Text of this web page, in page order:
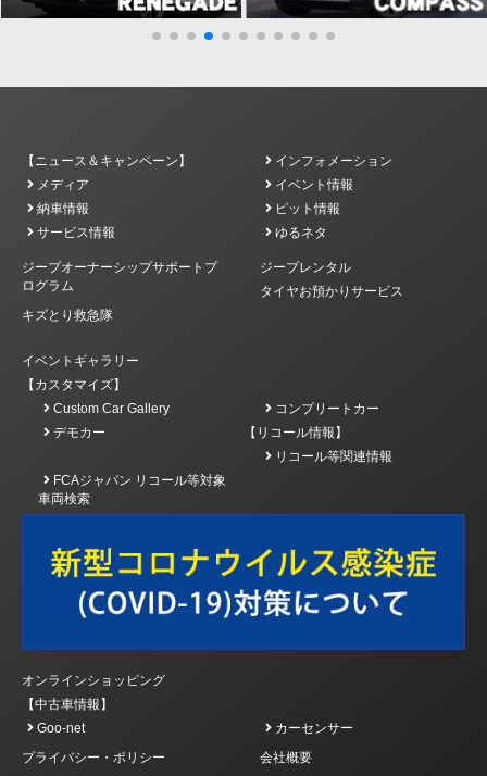
【ニュース＆キャンペーン】
インフォメーション
メディア
イベント情報
納車情報
ピット情報
サービス情報
ゆるネタ
ジープオーナーシップサポートプ
ログラム
ジープレンタル
タイヤお預かりサービス
キズとり救急隊
イベントギャラリー
【カスタマイズ】
Custom Car Gallery
コンプリートカー
デモカー
【リコール情報】
リコール等関連情報
FCAジャパン リコール等対象
車両検索
オンラインショッピング
【中古車情報】
Goo-net
カーセンサー
プライバシー・ポリシー
会社概要